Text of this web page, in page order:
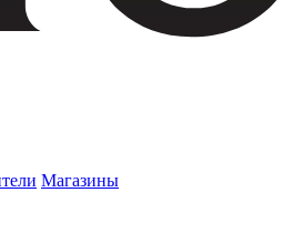
Магазины